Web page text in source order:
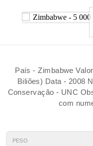
País - Zimbabwe
Biliões) Data - 2008
Conservação - UNC
com
PESO